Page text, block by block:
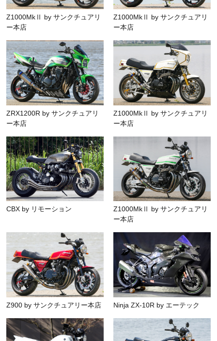
Z1000MkⅡ by サンクチュアリ
ー本店
Z1000MkⅡ by サンクチュアリ
ー本店
ZRX1200R by サンクチュアリ
ー本店
Z1000MkⅡ by サンクチュアリ
ー本店
CBX by リモーション
Z1000MkⅡ by サンクチュアリ
ー本店
Z900 by サンクチュアリー本店 Ninja ZX-10R by エーテック